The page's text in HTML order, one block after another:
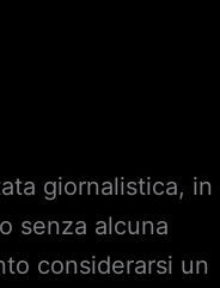
giornalistica, in
senza alcuna
considerarsi un